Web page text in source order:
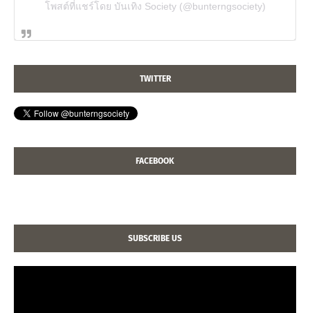
โพสต์ที่แชร์โดย บันเทิง Society (@bunterngsociety)
TWITTER
FACEBOOK
SUBSCRIBE US